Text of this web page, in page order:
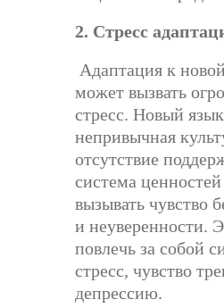
2. Стресс
Адаптация к
может вызвать
стресс. Новый
непривычная
отсутствие
система
вызывать чувство
и неуверенности.
повлечь за собой
стресс, чувство
депрессию.